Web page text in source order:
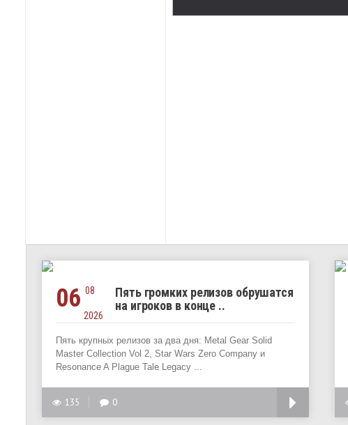
06 08
2026
Пять громких релизов обрушатся
на игроков в конце ..
Пять крупных релизов за два дня: Metal Gear Solid
Master Collection Vol 2, Star Wars Zero Company и
Resonance A Plague Tale Legacy ...
135 0